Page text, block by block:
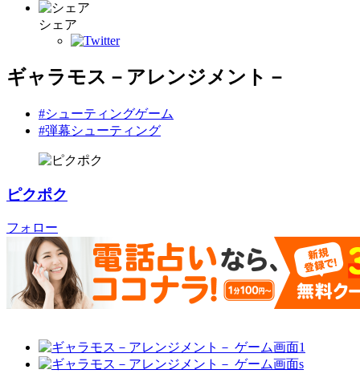
シェア
ギャラモス－アレンジメント－
#シューティングゲーム
#弾幕シューティング
ピクポク
フォロー